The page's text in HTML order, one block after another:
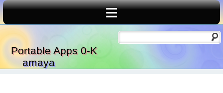
Portable Apps 0-K
amaya
≡